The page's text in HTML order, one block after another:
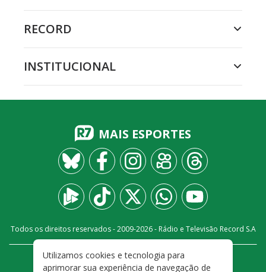
RECORD
INSTITUCIONAL
MAIS ESPORTES
Todos os direitos reservados - 2009-2026- Rádio e Televisão Record S.A
FALE CONOSCO
PRIVACIDADE
Utilizamos cookies e tecnologia para
aprimorar sua experiência de navegação de